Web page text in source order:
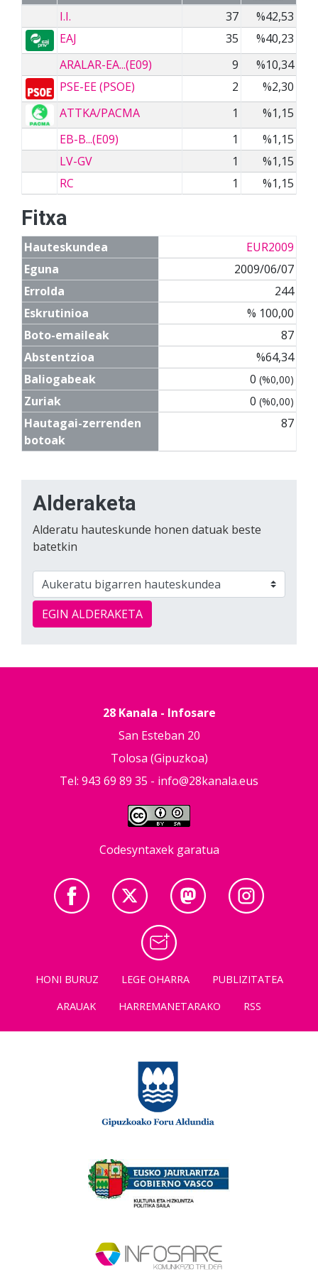
I.I.
37
%42,53
EAJ
35
%40,23
ARALAR-EA...(E09)
9
%10,34
PSE-EE (PSOE)
2
%2,30
ATTKA/PACMA
1
%1,15
EB-B...(E09)
1
%1,15
LV-GV
1
%1,15
RC
1 %1,15
Fitxa
Hauteskundea
EUR2009
Eguna
2009/06/07
Errolda
244
Eskrutinioa
% 100,00
Boto-emaileak
87
Abstentzioa
%64,34
Baliogabeak
0 (%0,00)
Zuriak 0 (%0,00)
Hautagai-zerrenden
botoak
87
Alderaketa
Alderatu hauteskunde honen datuak beste
batetkin
EGIN ALDERAKETA
28 Kanala - Infosare
San Esteban 20
Tolosa (Gipuzkoa)
Tel: 943 69 89 35 - info@28kanala.eus
Codesyntaxek garatua
HONI BURUZ LEGE OHARRA
PUBLIZITATEA
ARAUAK
HARREMANETARAKO RSS